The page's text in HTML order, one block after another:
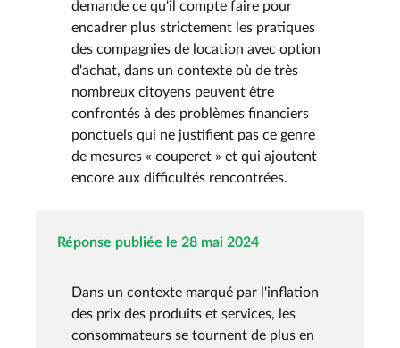
demande ce qu'il compte faire pour
encadrer plus strictement les pratiques
des compagnies de location avec option
d'achat, dans un contexte où de très
nombreux citoyens peuvent être
confrontés à des problèmes financiers
ponctuels qui ne justifient pas ce genre
de mesures « couperet » et qui ajoutent
encore aux difficultés rencontrées.
Réponse publiée le 28 mai 2024
Dans un contexte marqué par l'inflation
des prix des produits et services, les
consommateurs se tournent de plus en